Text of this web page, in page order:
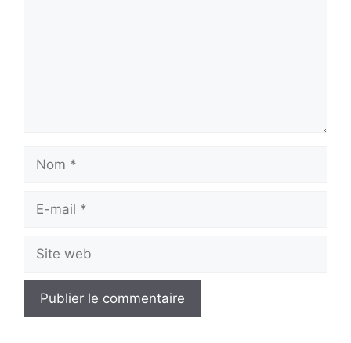
mail
web